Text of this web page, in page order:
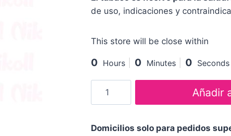
de uso, indicaciones y
This store will be close within
0 Hours 0 Minutes 0 Seconds
Añadir
Domicilios solo para pedidos